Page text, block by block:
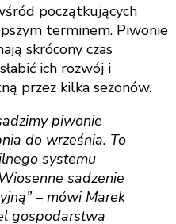
początkujących
terminem. Piwonie
skrócony czas
ich rozwój i
przez kilka sezonów.
piwonie
do września. To
systemu
sadzenie
– mówi Marek
gospodarstwa